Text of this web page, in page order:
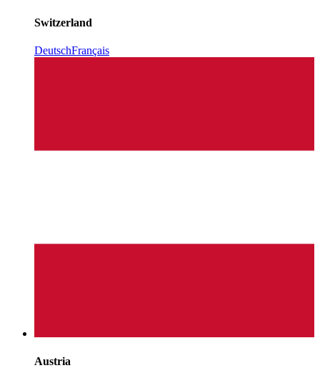
Switzerland
DeutschFrançais
Austria